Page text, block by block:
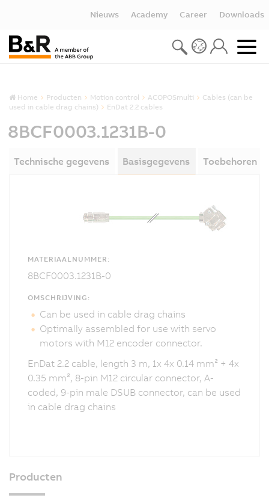
Nieuws Academy Career Downloads
Home Producten Motion control ACOPOSmulti
Cables (can be
used in cable drag chains)
EnDat 2.2 cables
8BCF0003.1231B-0
Technische gegevens Basisgegevens Toebehoren
MATERIAALNUMMER:
8BCF0003.1231B-0
OMSCHRIJVING:
Can be used in cable drag chains
Optimally assembled for use with servo
motors with M12 encoder connector.
EnDat 2.2 cable, length 3 m, 1x 4x 0.14 mm² + 4x
0.35 mm², 8-pin M12 circular connector, A-
coded, 9-pin male DSUB connector, can be used
in cable drag chains
Producten